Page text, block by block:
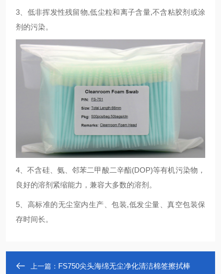
3、低非挥发性残留物,低尘粒和离子含量,不含粘胶剂或涂
剂的污染。
4、不含硅、氨、邻苯二甲酸二辛酯(DOP)等有机污染物，
良好的溶剂紧缩能力，兼容大多数的溶剂。
5、高标准的无尘室内生产、包装,低发尘量、真空包装保
存时间长。
上一篇： FS750尖头海绵无尘净化清洁棉签擦拭棒